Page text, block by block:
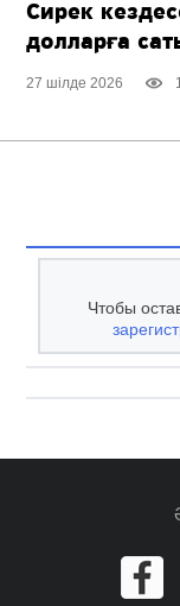
Сирек
долларға
27 шілде 2026
Чтобы